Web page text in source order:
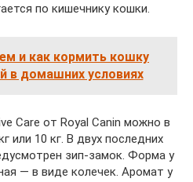
по кишечнику кошки.
и как кормить кошку
в домашних условиях
Care от Royal Canin можно в
или 10 кг. В двух последних
зип-замок. Форма у
— в виде колечек. Аромат у